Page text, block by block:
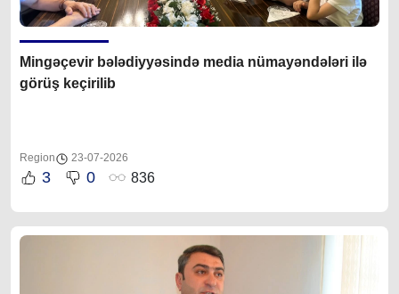
Mingəçevir bələdiyyəsində media nümayəndələri ilə
görüş keçirilib
Region 23-07-2026
3 0 836